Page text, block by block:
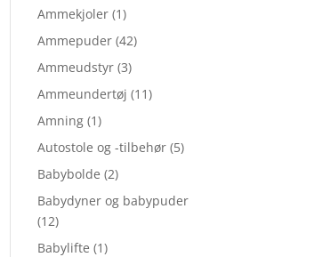
Ammekjoler (1)
Ammepuder (42)
Ammeudstyr (3)
Ammeundertøj (11)
Amning (1)
Autostole og -tilbehør (5)
Babybolde (2)
Babydyner og babypuder
(12)
Babylifte (1)